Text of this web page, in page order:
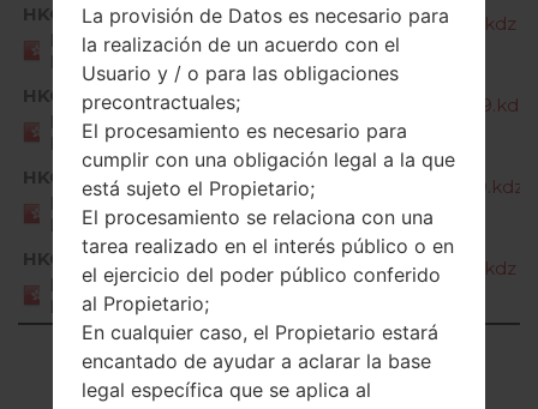
HKG
HONG
KONG
K580Y10f_00_OPEN_HK_DS_OP_0218.kdz
HKG
HONG
KONG
K580Y10g_00_OPEN_HK_DS_OP_0909.kdz
HKG
HONG
KONG
K580Y10h_00_OPEN_HK_DS_OP_0109.kdz
HKG
HONG
KONG
K580Y10i_00_OPEN_HK_DS_OP_0222.kdz
Showing 1 to 6 of 6 entries
La provisión de Datos es necesario para
la realización de un acuerdo con el
Usuario y / o para las obligaciones
precontractuales;
El procesamiento es necesario para
cumplir con una obligación legal a la que
está sujeto el Propietario;
El procesamiento se relaciona con una
tarea realizado en el interés público o en
el ejercicio del poder público conferido
al Propietario;
En cualquier caso, el Propietario estará
encantado de ayudar a aclarar la base
legal específica que se aplica al